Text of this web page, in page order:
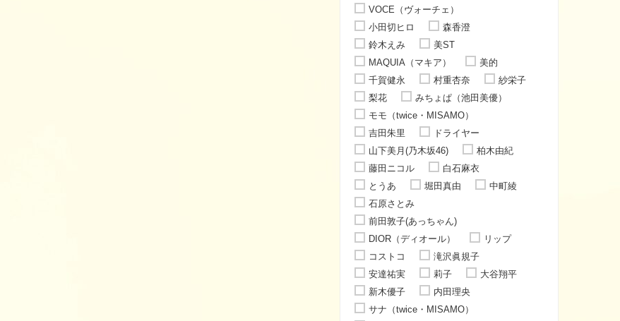
VOCE（ヴォーチェ）
小田切ヒロ
森香澄
鈴木えみ
美ST
MAQUIA（マキア）
美的
千賀健永
村重杏奈
紗栄子
梨花
みちょぱ（池田美優）
モモ（twice・MISAMO）
吉田朱里
ドライヤー
山下美月(乃木坂46)
柏木由紀
藤田ニコル
白石麻衣
とうあ
堀田真由
中町綾
石原さとみ
前田敦子(あっちゃん)
DIOR（ディオール）
リップ
コストコ
滝沢眞規子
安達祐実
莉子
大谷翔平
新木優子
内田理央
サナ（twice・MISAMO）